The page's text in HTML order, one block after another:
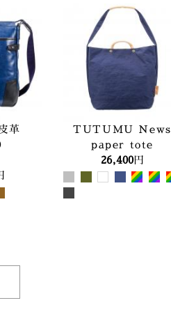
革
TUTUMU News
paper tote
26,400円